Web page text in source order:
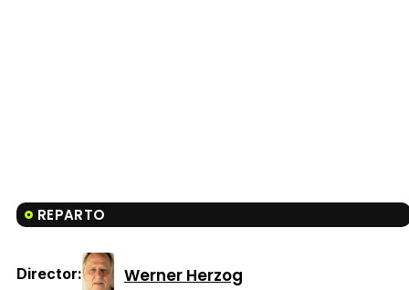
REPARTO
Director: Werner Herzog